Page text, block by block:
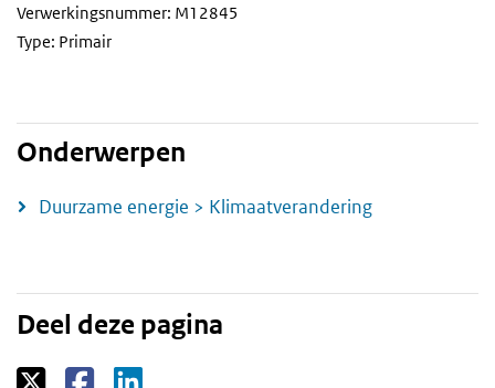
Verwerkingsnummer: M12845
Type: Primair
Onderwerpen
Duurzame energie > Klimaatverandering
Deel deze pagina